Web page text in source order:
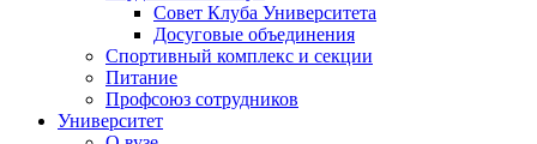
Совет Клуба Университета
Досуговые объединения
Спортивный комплекс и секции
Питание
Профсоюз сотрудников
Университет